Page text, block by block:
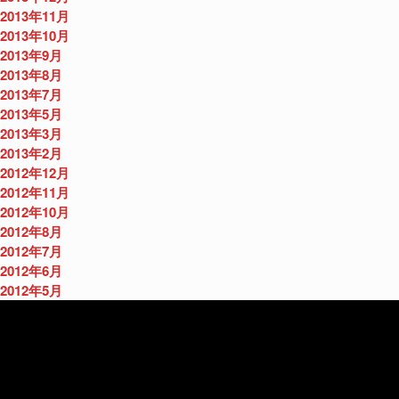
2013年11月
2013年10月
2013年9月
2013年8月
2013年7月
2013年5月
2013年3月
2013年2月
2012年12月
2012年11月
2012年10月
2012年8月
2012年7月
2012年6月
2012年5月